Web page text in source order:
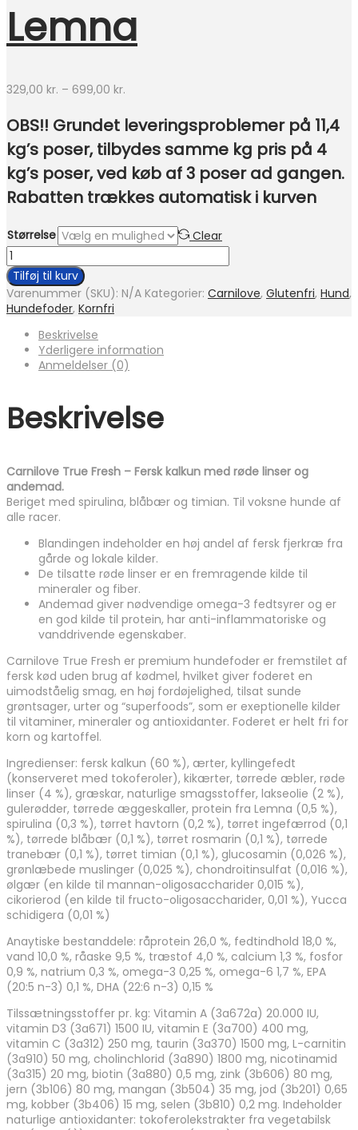
Lemna
329,00 kr. – 699,00 kr.
til
699,00 kr.
OBS!! Grundet leveringsproblemer på 11,4
kg’s poser, tilbydes samme kg pris på 4
kg’s poser, ved køb af 3 poser ad gangen.
Rabatten trækkes automatisk i kurven
Størrelse
Clear
Carnilove
True
Fresh
-
Fresh
Turkey
with
Red
Lentils
Lemna
antal
Tilføj til kurv
Varenummer (SKU): N/A Kategorier: Carnilove, Glutenfri, Hund,
Hundefoder, Kornfri
Beskrivelse
Yderligere information
Anmeldelser (0)
Beskrivelse
Carnilove True Fresh – Fersk kalkun med røde linser og
andemad.
Beriget med spirulina, blåbær og timian. Til voksne hunde af
alle racer.
Blandingen indeholder en høj andel af fersk fjerkræ fra
gårde og lokale kilder.
De tilsatte røde linser er en fremragende kilde til
mineraler og fiber.
Andemad giver nødvendige omega-3 fedtsyrer og er
en god kilde til protein, har anti-inflammatoriske og
vanddrivende egenskaber.
Carnilove True Fresh er premium hundefoder er fremstilet af
fersk kød uden brug af kødmel, hvilket giver foderet en
uimodståelig smag, en høj fordøjelighed, tilsat sunde
grøntsager, urter og “superfoods”, som er exeptionelle kilder
til vitaminer, mineraler og antioxidanter. Foderet er helt fri for
korn og kartoffel.
Ingredienser: fersk kalkun (60 %), ærter, kyllingefedt
(konserveret med tokoferoler), kikærter, tørrede æbler, røde
linser (4 %), græskar, naturlige smagsstoffer, lakseolie (2 %),
gulerødder, tørrede æggeskaller, protein fra Lemna (0,5 %),
spirulina (0,3 %), tørret havtorn (0,2 %), tørret ingefærrod (0,1
%), tørrede blåbær (0,1 %), tørret rosmarin (0,1 %), tørrede
tranebær (0,1 %), tørret timian (0,1 %), glucosamin (0,026 %),
grønlæbede muslinger (0,025 %), chondroitinsulfat (0,016 %),
ølgær (en kilde til mannan-oligosaccharider 0,015 %),
cikorierod (en kilde til fructo-oligosaccharider, 0,01 %), Yucca
schidigera (0,01 %)
Anaytiske bestanddele: råprotein 26,0 %, fedtindhold 18,0 %,
vand 10,0 %, råaske 9,5 %, træstof 4,0 %, calcium 1,3 %, fosfor
0,9 %, natrium 0,3 %, omega-3 0,25 %, omega-6 1,7 %, EPA
(20:5 n-3) 0,1 %, DHA (22:6 n-3) 0,15 %
Tilssætningsstoffer pr. kg: Vitamin A (3a672a) 20.000 IU,
vitamin D3 (3a671) 1500 IU, vitamin E (3a700) 400 mg,
vitamin C (3a312) 250 mg, taurin (3a370) 1500 mg, L-carnitin
(3a910) 50 mg, cholinchlorid (3a890) 1800 mg, nicotinamid
(3a315) 20 mg, biotin (3a880) 0,5 mg, zink (3b606) 80 mg,
jern (3b106) 80 mg, mangan (3b504) 35 mg, jod (3b201) 0,65
mg, kobber (3b406) 15 mg, selen (3b810) 0,2 mg. Indeholder
naturlige antioxidanter: tokoferolekstrakter fra vegetabilsk